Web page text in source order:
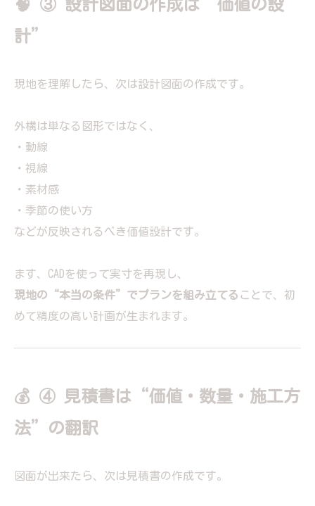
🧠 ③ 設計図面の作成は“価値の設
計”
現地を理解したら、次は設計図面の作成です。
外構は単なる図形ではなく、
・動線
・視線
・素材感
・季節の使い方
などが反映されるべき価値設計です。
ます、CADを使って実寸を再現し、
現地の“本当の条件”でプランを組み立てる ことで、初
めて精度の高い計画が生まれます。
💰 ④ 見積書は“価値・数量・施工方
法”の翻訳
図面が出来たら、次は見積書の作成です。